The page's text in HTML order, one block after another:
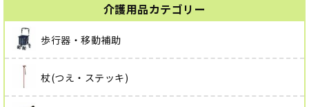
介護用品カテゴリー
歩行器・移動補助
杖(つえ・ステッキ)